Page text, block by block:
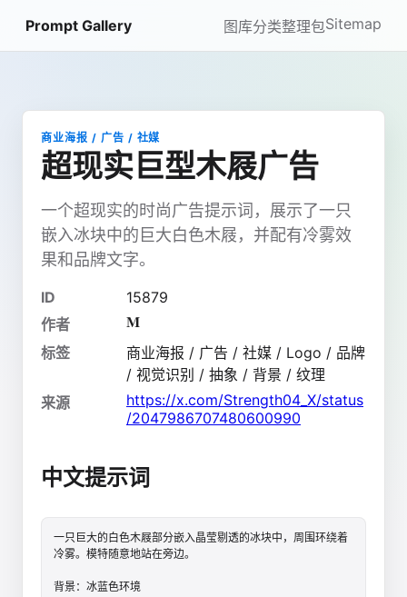
Prompt Gallery 图库分类整理包Sitemap
商业海报 / 广告 / 社媒
超现实巨型木屐广告
一个超现实的时尚广告提示词，展示了一只
嵌入冰块中的巨大白色木屐，并配有冷雾效
果和品牌文字。
ID
15879
作者
𝐌
标签
商业海报 / 广告 / 社媒 / Logo / 品牌
/ 视觉识别 / 抽象 / 背景 / 纹理
来源
https://x.com/Strength04_X/status
/2047986707480600990
中文提示词
一只巨大的白色木屐部分嵌入晶莹剔透的冰块中，周围环绕着
冷雾。模特随意地站在旁边。
背景：冰蓝色环境